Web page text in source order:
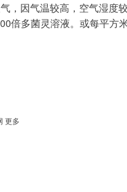
，因气温较高，空气湿度
多菌灵溶液。或每平方
更多